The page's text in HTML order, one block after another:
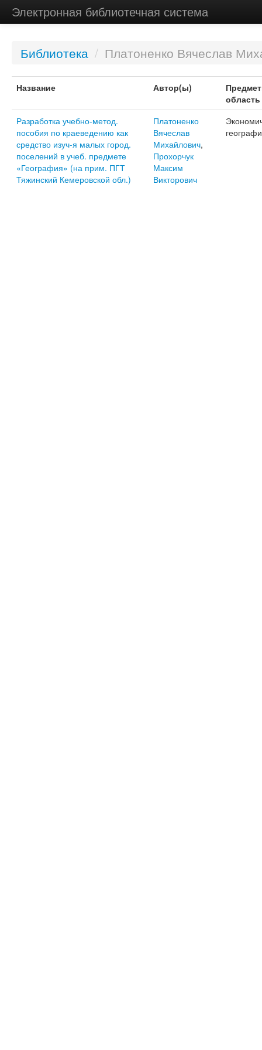
Электронная библиотечная система
Библиотека / Платоненко Вячеслав
Название Автор(ы)
область
Разработка учебно-метод.
пособия по краеведению как
средство изуч-я малых город.
поселений в учеб. предмете
«География» (на прим. ПГТ
Тяжинский Кемеровской обл.)
Платоненко
Вячеслав
Михайлович,
Прохорчук
Максим
Викторович